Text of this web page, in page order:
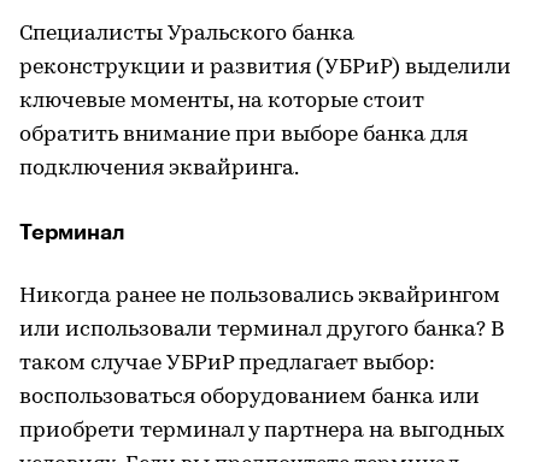
Специалисты Уральского банка
реконструкции и развития (УБРиР) выделили
ключевые моменты, на которые стоит
обратить внимание при выборе банка для
подключения эквайринга.
Терминал
Никогда ранее не пользовались эквайрингом
или использовали терминал другого банка? В
таком случае УБРиР предлагает выбор:
воспользоваться оборудованием банка или
приобрети терминал у партнера на выгодных